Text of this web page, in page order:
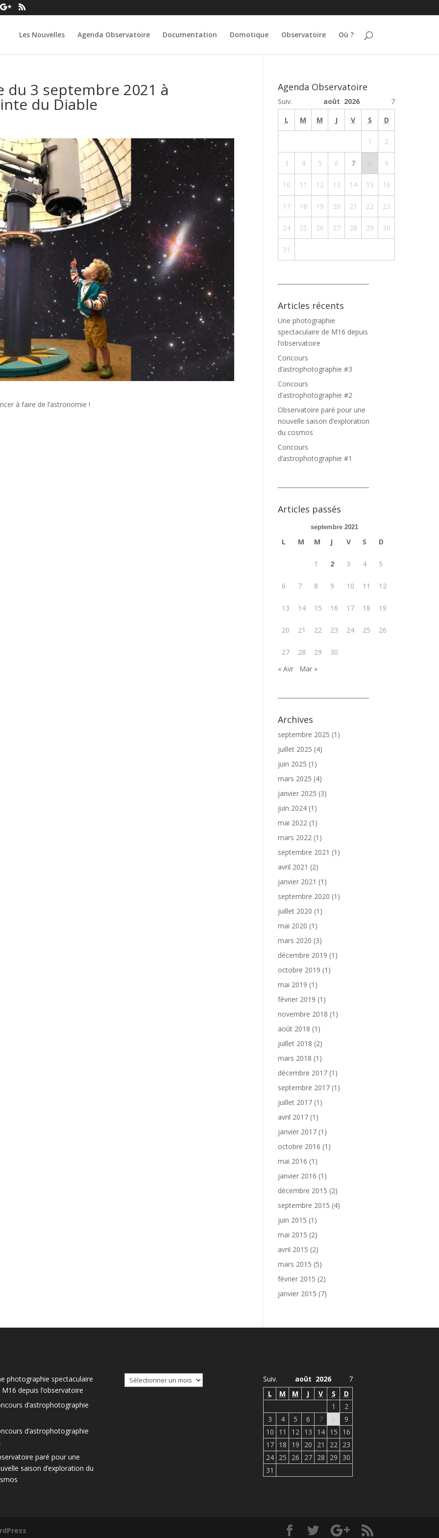
Les Nouvelles Agenda Observatoire Documentation Domotique Observatoire Où ?
3 septembre 2021 à
du Diable
à faire de l’astronomie !
Agenda Observatoire
Suiv. 7
août 2026
L
M M J V S D
1 2
3 4 5 6 7 9
10 11 12 13 14 15 16
17 18 19 20 21 22 23
24 25 26 27 28 29 30
31
Articles récents
Une photographie
spectaculaire de M16 depuis
l’observatoire
Concours
d’astrophotographie #3
Concours
d’astrophotographie #2
Observatoire paré pour une
nouvelle saison d’exploration
du cosmos
Concours
d’astrophotographie #1
Articles passés
septembre 2021
L M M J V S D
1 2 3 4 5
6 7 8 9 10 11 12
13 14 15 16 17 18 19
20 21 22 23 24 25 26
27 28 29
30
« Avr
Mar »
Archives
septembre 2025 (1)
juillet 2025 (4)
juin 2025 (1)
mars 2025 (4)
janvier 2025 (3)
juin 2024 (1)
mai 2022 (1)
mars 2022 (1)
septembre 2021 (1)
avril 2021 (2)
janvier 2021 (1)
septembre 2020 (1)
juillet 2020 (1)
mai 2020 (1)
mars 2020 (3)
décembre 2019 (1)
octobre 2019 (1)
mai 2019 (1)
février 2019 (1)
novembre 2018 (1)
août 2018 (1)
juillet 2018 (2)
mars 2018 (1)
décembre 2017 (1)
septembre 2017 (1)
juillet 2017 (1)
avril 2017 (1)
janvier 2017 (1)
octobre 2016 (1)
mai 2016 (1)
janvier 2016 (1)
décembre 2015 (2)
septembre 2015 (4)
juin 2015 (1)
mai 2015 (2)
avril 2015 (2)
mars 2015 (5)
février 2015 (2)
janvier 2015 (7)
photographie spectaculaire
M16 depuis l’observatoire
d’astrophotographie
d’astrophotographie
paré pour une
saison d’exploration du
Archives Suiv. 7
août 2026
L
M M J V S
D
1
2
3
4 5 6 7
9
10
11 12 13 14 15
16
17
18 19 20 21 22
23
24
25 26 27 28 29
30
31